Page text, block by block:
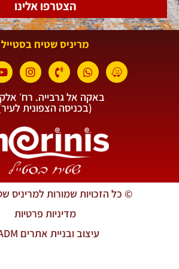
הצטרפו אלינו
מריניס שטיח בסטייל
באקה אל גרבייה. רח׳ אלקודס
(בכניסה הצפונית לעיר)
עיצוב ובניית אתרים NADM
מדיניות פרטיות
© כל הזכויות שמורות למריניס שטיח בסטייל